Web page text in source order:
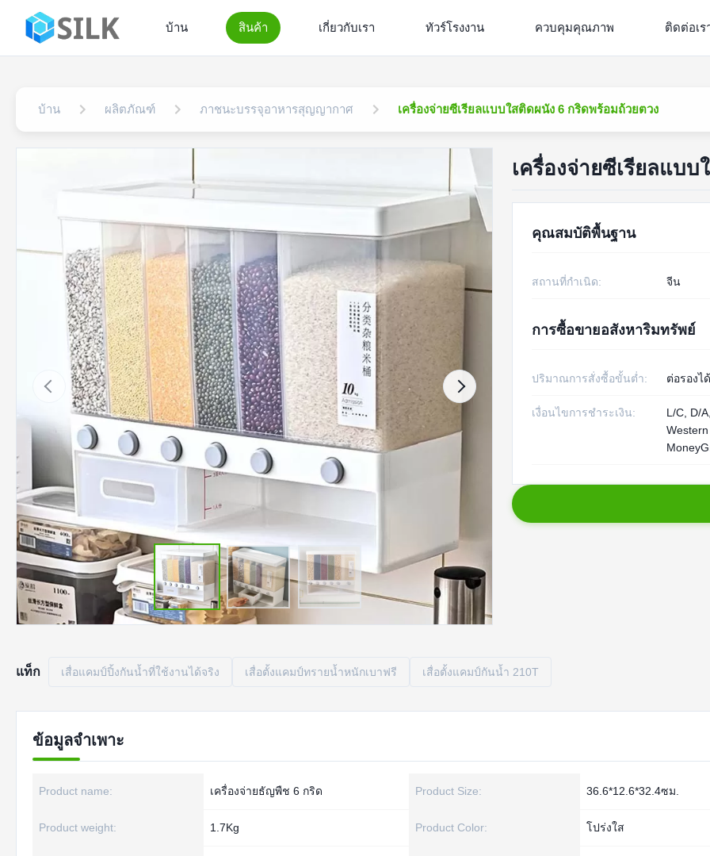
บ้าน สินค้า เกี่ยวกับเรา ทัวร์โรงงาน ควบคุมคุณภาพ ติดต่อเร
บ้าน ผลิตภัณฑ์ ภาชนะบรรจุอาหารสุญญากาศ เครื่องจ่ายซีเรียลแบบใสติดผนัง 6 กริดพร้อมถ้วยตวง
เครื่องจ่ายซีเรียลแบ
คุณสมบัติพื้นฐาน
สถานที่กำเนิด: จีน
การซื้อขายอสังหาริมทรัพย์
ปริมาณการสั่งซื้อขั้นต่ำ: ต่อรองได้
เงื่อนไขการชำระเงิน:
L/C, D/
แท็ก เสื่อแคมป์ปิ้งกันน้ำที่ใช้งานได้จริง เสื่อตั้งแคมป์ทรายน้ำหนักเบาฟรี เสื่อตั้งแคมป์กันน้ำ 210T
ข้อมูลจำเพาะ
Product name: เครื่องจ่ายธัญพืช 6 กริด Product Size: 36.6*12.6*32.4ซม.
Product weight: 1.7Kg Product Color: โปร่งใส